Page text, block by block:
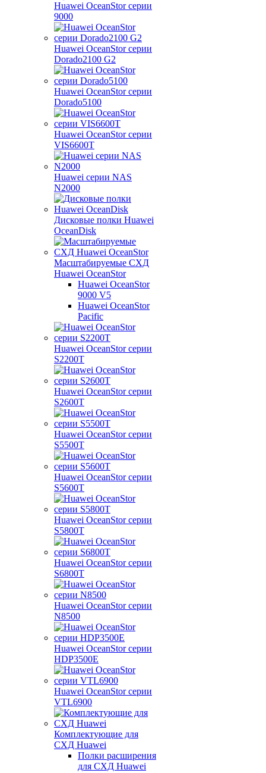
Huawei OceanStor серии
9000
Huawei OceanStor серии
Dorado2100 G2
Huawei OceanStor серии
Dorado5100
Huawei OceanStor серии
VIS6600T
Huawei серии NAS
N2000
Дисковые полки Huawei
OceanDisk
Масштабируемые СХД
Huawei OceanStor
Huawei OceanStor
9000 V5
Huawei OceanStor
Pacific
Huawei OceanStor серии
S2200T
Huawei OceanStor серии
S2600T
Huawei OceanStor серии
S5500T
Huawei OceanStor серии
S5600T
Huawei OceanStor серии
S5800T
Huawei OceanStor серии
S6800T
Huawei OceanStor серии
N8500
Huawei OceanStor серии
HDP3500E
Huawei OceanStor серии
VTL6900
Комплектующие для
СХД Huawei
Полки расширения
для СХД Huawei